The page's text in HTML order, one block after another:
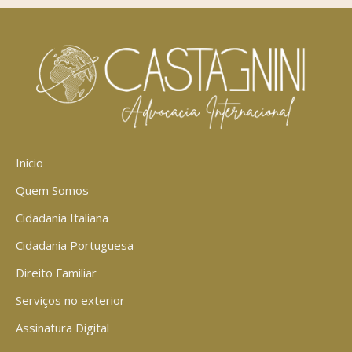
Início
Quem Somos
Cidadania Italiana
Cidadania Portuguesa
Direito Familiar
Serviços no exterior
Assinatura Digital